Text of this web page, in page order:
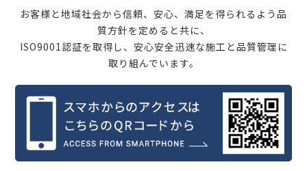
お客様と地域社会から信頼、安心、満足を得られるよう品
質方針を定めると共に、
ISO9001認証を取得し、安心安全迅速な施工と品質管理に
取り組んでいます。